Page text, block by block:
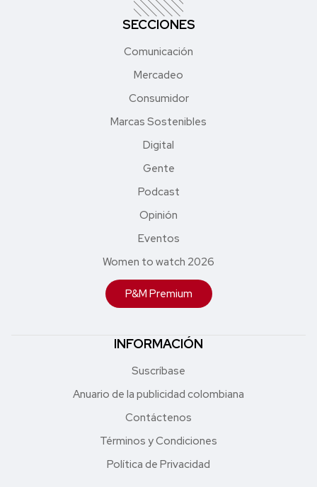
SECCIONES
Comunicación
Mercadeo
Consumidor
Marcas Sostenibles
Digital
Gente
Podcast
Opinión
Eventos
Women to watch 2026
P&M Premium
INFORMACIÓN
Suscríbase
Anuario de la publicidad colombiana
Contáctenos
Términos y Condiciones
Política de Privacidad